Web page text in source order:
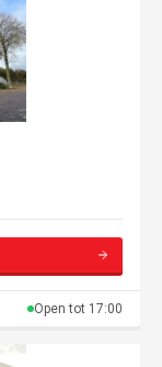
Open tot 17:00